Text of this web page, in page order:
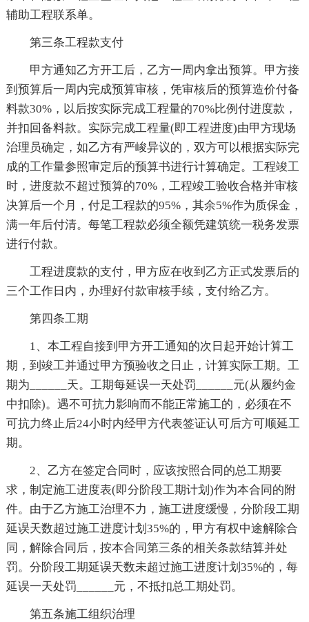
辅助工程联系单。
第三条工程款支付
甲方通知乙方开工后，乙方一周内拿出预算。甲方接
到预算后一周内完成预算审核，凭审核后的预算造价付备
料款30%，以后按实际完成工程量的70%比例付进度款，
并扣回备料款。实际完成工程量(即工程进度)由甲方现场
治理员确定，如乙方有严峻异议的，双方可以根据实际完
成的工作量参照审定后的预算书进行计算确定。工程竣工
时，进度款不超过预算的70%，工程竣工验收合格并审核
决算后一个月，付足工程款的95%，其余5%作为质保金，
满一年后付清。每笔工程款必须全额凭建筑统一税务发票
进行付款。
工程进度款的支付，甲方应在收到乙方正式发票后的
三个工作日内，办理好付款审核手续，支付给乙方。
第四条工期
1、本工程自接到甲方开工通知的次日起开始计算工
期，到竣工并通过甲方预验收之日止，计算实际工期。工
期为______天。工期每延误一天处罚______元(从履约金
中扣除)。遇不可抗力影响而不能正常施工的，必须在不
可抗力终止后24小时内经甲方代表签证认可后方可顺延工
期。
2、乙方在签定合同时，应该按照合同的总工期要
求，制定施工进度表(即分阶段工期计划)作为本合同的附
件。由于乙方施工治理不力，施工进度缓慢，分阶段工期
延误天数超过施工进度计划35%的，甲方有权中途解除合
同，解除合同后，按本合同第三条的相关条款结算并处
罚。分阶段工期延误天数未超过施工进度计划35%的，每
延误一天处罚______元，不抵扣总工期处罚。
第五条施工组织治理